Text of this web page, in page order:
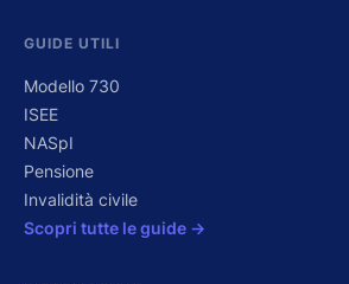
GUIDE UTILI
Modello 730
ISEE
NASpI
Pensione
Invalidità civile
Scopri tutte le guide →